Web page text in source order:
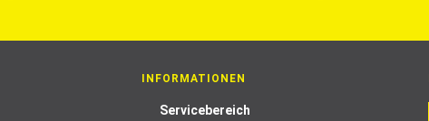
INFORMATIONEN
Servicebereich